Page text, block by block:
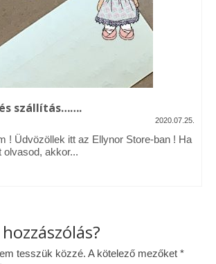
ahol velem is találkozhattál…
kellékek
tájékoztató
szállítás…….
2020.07.25.
! Üdvözöllek itt az Ellynor Store-ban ! Ha
olvasod, akkor...
tesszük közzé. A kötelező mezőket *